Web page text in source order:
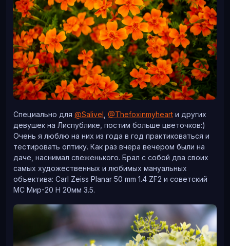
Машуша
Немного рысь
Эт так, из головы
Специально для @Salivel @Thefoxinmyheart и других
девушек на Лиспублике, постим больше цветочков:)
Очень я люблю на них из года в год практиковаться и
тестировать оптику. Как раз вчера вечером были на
даче, наснимал свеженького. Брал с собой два своих
самых художественных и любимых мануальных
объектива: Carl Zeiss Planar 50 mm 1.4 ZF2 и советский
МС Мир-20 Н 20мм 3.5.